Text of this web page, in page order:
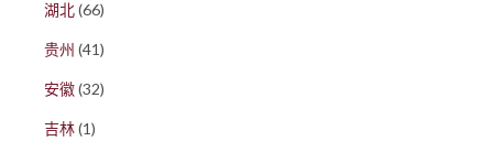
湖北(66)
贵州 (41)
安徽(32)
吉林(1)